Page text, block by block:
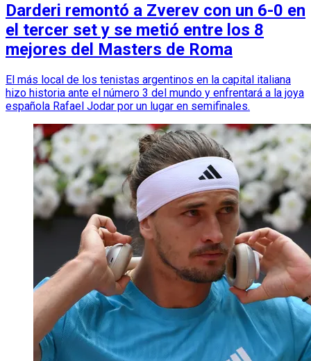
Darderi remontó a Zverev con un 6-0 en
el tercer set y se metió entre los 8
mejores del Masters de Roma
El más local de los tenistas argentinos en la capital italiana
hizo historia ante el número 3 del mundo y enfrentará a la joya
española Rafael Jodar por un lugar en semifinales.